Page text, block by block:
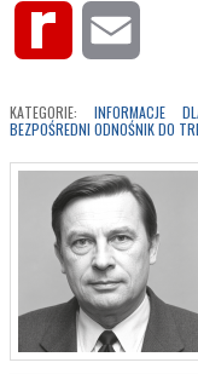
Rediff
KATEGORIE: INFORMACJE
BEZPOŚREDNI ODNOŚNIK DO